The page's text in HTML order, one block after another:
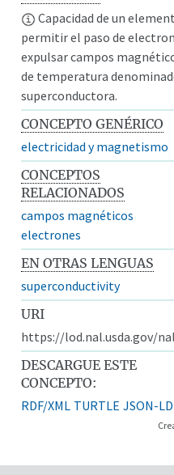
Capacidad de un
permitir el paso de
expulsar campos
de temperatura
superconductora.
CONCEPTO GENÉRICO
electricidad y magnetismo
CONCEPTOS
RELACIONADOS
campos magnéticos
electrones
EN OTRAS LENGUAS
superconductivity
URI
https://lod.nal.usda.gov/
DESCARGUE ESTE
CONCEPTO:
RDF/XML TURTLE JSON-LD